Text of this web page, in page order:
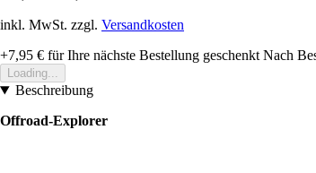
inkl. MwSt. zzgl. Versandkosten
+7,95 € für Ihre nächste Bestellung geschenkt Nach
Loading...
Beschreibung
Offroad-Explorer